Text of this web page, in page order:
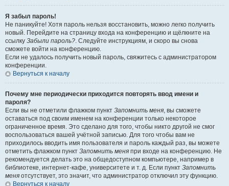
Я забыл пароль!
Не паникуйте! Хотя пароль нельзя восстановить, можно легко получить
новый. Перейдите на страницу входа на конференцию и щёлкните на
ссылку Забыли пароль?. Следуйте инструкциям, и скоро вы снова
сможете войти на конференцию.
Если не удалось получить новый пароль, свяжитесь с администратором
конференции.
Вернуться к началу
Почему мне периодически приходится повторять ввод имени и
пароля?
Если вы не отметили флажком пункт Запомнить меня, вы сможете
оставаться под своим именем на конференции только некоторое
ограниченное время. Это сделано для того, чтобы никто другой не смог
воспользоваться вашей учётной записью. Для того чтобы вам не
приходилось вводить имя пользователя и пароль каждый раз, вы можете
отметить флажком пункт Запомнить меня при входе на конференцию. Не
рекомендуется делать это на общедоступном компьютере, например в
библиотеке, интернет-кафе, университете и т. д. Если пункт Запомнить
меня отсутствует, это значит, что администратор отключил эту функцию.
Вернуться к началу